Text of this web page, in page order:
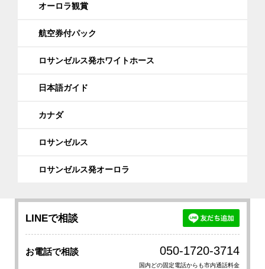
オーロラ観賞
航空券付パック
ロサンゼルス発ホワイトホース
日本語ガイド
カナダ
ロサンゼルス
ロサンゼルス発オーロラ
LINEで相談
お電話で相談 050-1720-3714
国内どの固定電話からも市内通話料金